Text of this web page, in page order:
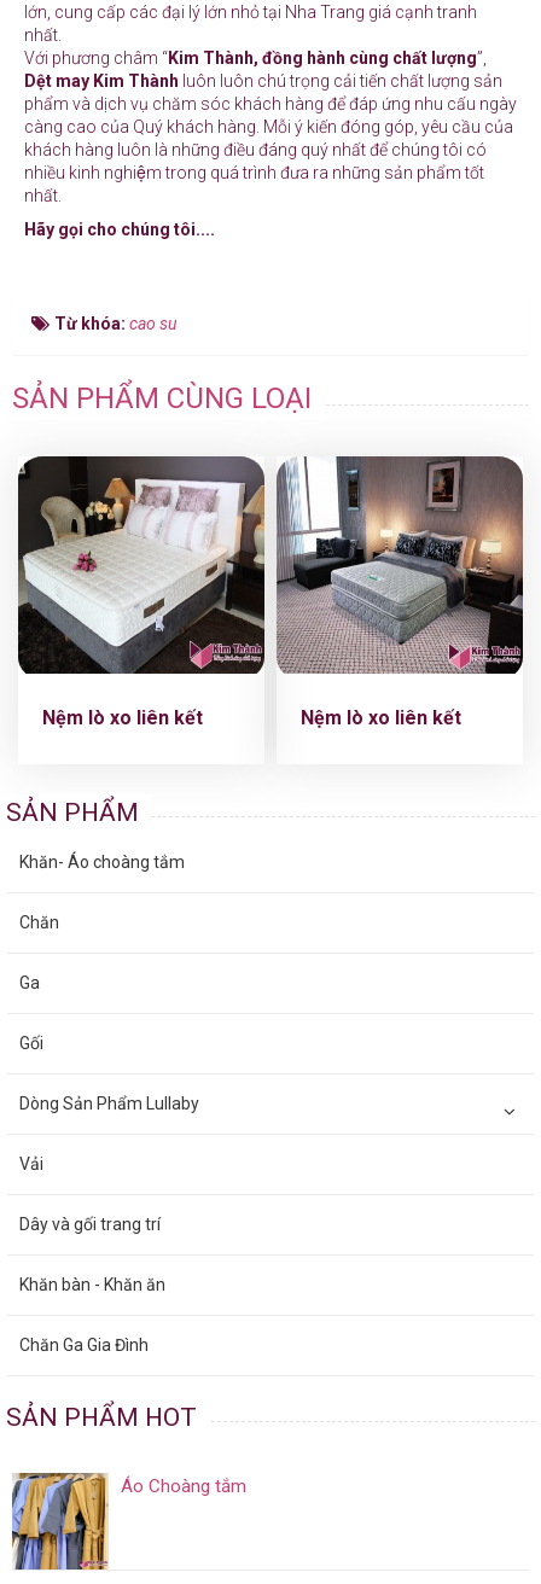
lớn, cung cấp các đại lý lớn nhỏ tại Nha Trang giá cạnh tranh
nhất.
Với phương châm “Kim Thành, đồng hành cùng chất lượng”,
Dệt may Kim Thành luôn luôn chú trọng cải tiến chất lượng sản
phẩm và dịch vụ chăm sóc khách hàng để đáp ứng nhu cấu ngày
càng cao của Quý khách hàng. Mỗi ý kiến đóng góp, yêu cầu của
khách hàng luôn là những điều đáng quý nhất để chúng tôi có
nhiều kinh nghiệm trong quá trình đưa ra những sản phẩm tốt
nhất.
Hãy gọi cho chúng tôi....
Từ khóa: cao su
SẢN PHẨM CÙNG LOẠI
Nệm lò xo liên kết Nệm lò xo liên kết
SẢN PHẨM
Khăn- Áo choàng tắm
Chăn
Ga
Gối
Dòng Sản Phẩm Lullaby
Vải
Dây và gối trang trí
Khăn bàn - Khăn ăn
Chăn Ga Gia Đình
SẢN PHẨM HOT
Áo Choàng tắm